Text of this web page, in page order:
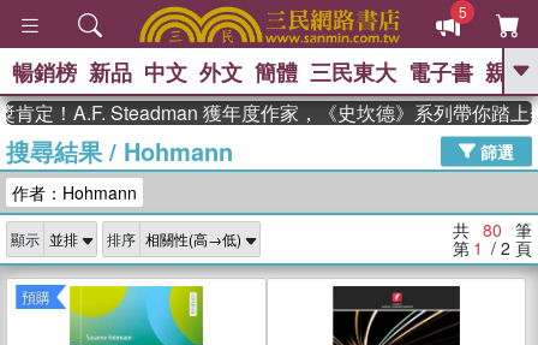
5
GO
The Odyssey 、
父親節 、 如果歷史是一群喵 、 暑期
念華 、 台灣的李登輝時代 、 數學女
孩：黎曼猜想
偉大的迷走神經
暢銷榜 新品 中文 外文 簡體 三民東大 電子書 親子
A.F. Steadman 獲年度作家，《史坎德》系列帶你踏上熱血奇
搜尋結果/ Hohmann
篩選
作者：Hohmann
顯示 排序 共 80 筆
第 1 / 2 頁
預購